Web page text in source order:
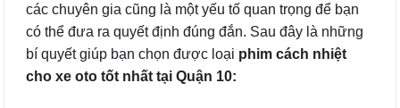
các chuyên gia cũng là một yếu tố quan trọng để bạn
có thể đưa ra quyết định đúng đắn. Sau đây là những
bí quyết giúp bạn chọn được loại phim cách nhiệt
cho xe oto tốt nhất tại Quận 10: